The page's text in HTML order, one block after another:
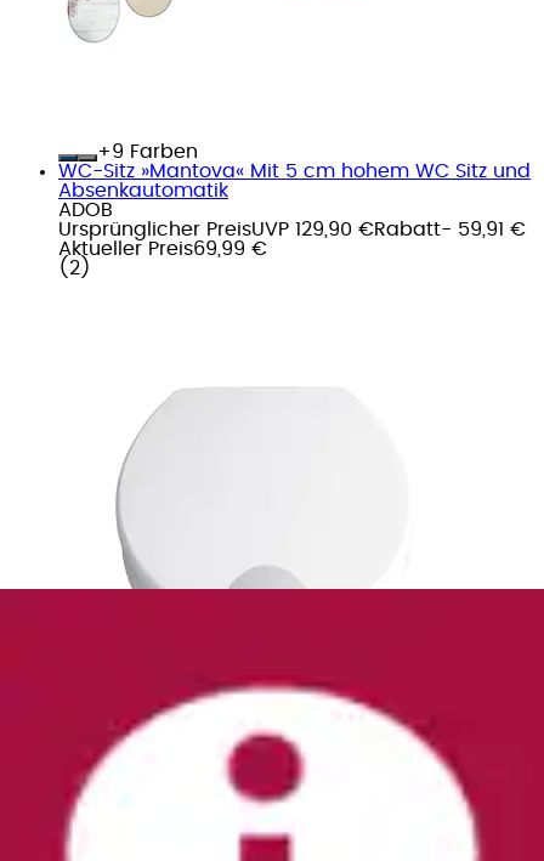
+
Farben
WC-Sitz »Mantova« Mit 5 cm hohem WC Sitz und
Absenkautomatik
ADOB
Ursprünglicher PreisUVP 129,90 €Rabatt- 59,91 €
Aktueller Preis69,99 €
( 2 )